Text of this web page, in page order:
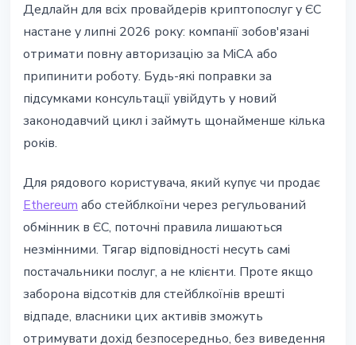
Дедлайн для всіх провайдерів криптопослуг у ЄС
настане у липні 2026 року: компанії зобов'язані
отримати повну авторизацію за MiCA або
припинити роботу. Будь-які поправки за
підсумками консультації увійдуть у новий
законодавчий цикл і займуть щонайменше кілька
років.
Для рядового користувача, який купує чи продає
Ethereum або стейблкоїни через регульований
обмінник в ЄС, поточні правила лишаються
незмінними. Тягар відповідності несуть самі
постачальники послуг, а не клієнти. Проте якщо
заборона відсотків для стейблкоїнів врешті
відпаде, власники цих активів зможуть
отримувати дохід безпосередньо, без виведення